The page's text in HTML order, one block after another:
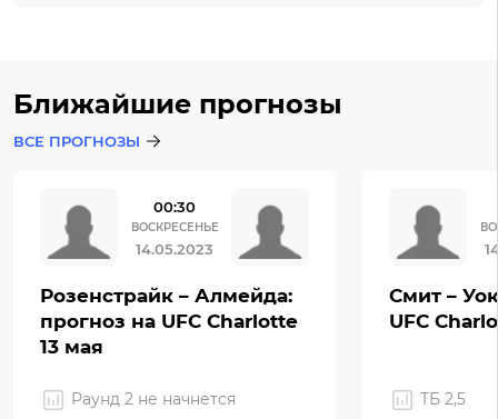
Ближайшие прогнозы
ВСЕ ПРОГНОЗЫ
00:30
ВОСКРЕСЕНЬЕ
14.05.2023
Розенстрайк – Алмейда:
прогноз на UFC Charlotte
13 мая
Раунд 2 не начнется
Смит –
UFC
ТБ 2,5